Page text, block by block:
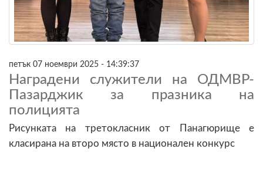
петък 07 ноември 2025 - 14:39:37
Наградени служители на ОДМВР-
Пазарджик за празника на
полицията
Рисунката на третокласник от Панагюрище е
класирана на второ място в национален конкурс